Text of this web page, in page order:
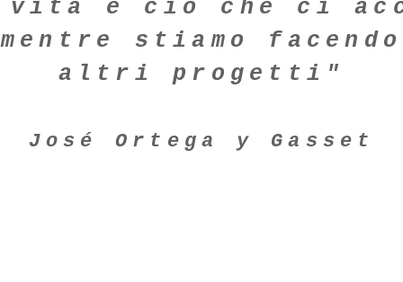
vita è ciò che ci
mentre stiamo facendo
altri progetti"
José Ortega y Gasset